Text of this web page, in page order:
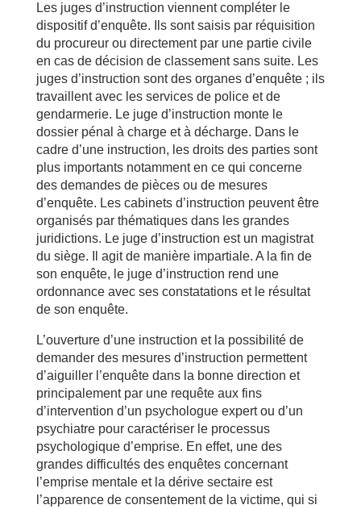
Les juges d’instruction viennent compléter le
dispositif d’enquête. Ils sont saisis par réquisition
du procureur ou directement par une partie civile
en cas de décision de classement sans suite. Les
juges d’instruction sont des organes d’enquête ; ils
travaillent avec les services de police et de
gendarmerie. Le juge d’instruction monte le
dossier pénal à charge et à décharge. Dans le
cadre d’une instruction, les droits des parties sont
plus importants notamment en ce qui concerne
des demandes de pièces ou de mesures
d’enquête. Les cabinets d’instruction peuvent être
organisés par thématiques dans les grandes
juridictions. Le juge d’instruction est un magistrat
du siège. Il agit de manière impartiale. A la fin de
son enquête, le juge d’instruction rend une
ordonnance avec ses constatations et le résultat
de son enquête.
L’ouverture d’une instruction et la possibilité de
demander des mesures d’instruction permettent
d’aiguiller l’enquête dans la bonne direction et
principalement par une requête aux fins
d’intervention d’un psychologue expert ou d’un
psychiatre pour caractériser le processus
psychologique d’emprise. En effet, une des
grandes difficultés des enquêtes concernant
l’emprise mentale et la dérive sectaire est
l’apparence de consentement de la victime, qui si